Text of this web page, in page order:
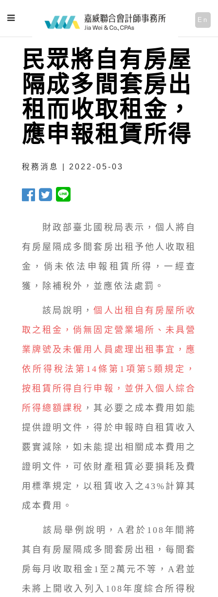
En
民眾將自有房屋
隔成多間套房出
租而收取租金，
應申報租賃所得
稅務消息 | 2022-05-03
財政部臺北國稅局表示，個人將自
有房屋隔成多間套房出租予他人收取租
金，倘未依法申報租賃所得，一經查
獲，除補稅外，並應依法處罰。
該局說明，個人出租自有房屋所收
取之租金，倘無固定營業場所、未具營
業牌號及未僱用人員處理出租事宜，應
依所得稅法第14條第1項第5類規定，
按租賃所得自行申報，並併入個人綜合
所得總額課稅 ，其必要之成本費用如能
提供證明文件，得於申報時自租賃收入
覈實減除，如未能提出相關成本費用之
證明文件，可依財產租賃必要損耗及費
用標準規定，以租賃收入之43%計算其
成本費用。
該局舉例說明，A君於108年間將
其自有房屋隔成多間套房出租，每間套
房每月收取租金1至2萬元不等，A君並
未將上開收入列入108年度綜合所得稅